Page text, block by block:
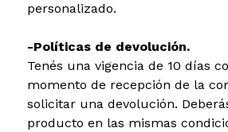
personalizado.
-Políticas de devolución.
Tenés una vigencia de 10 días
momento de recepción de la
solicitar una devolución.
producto en las mismas